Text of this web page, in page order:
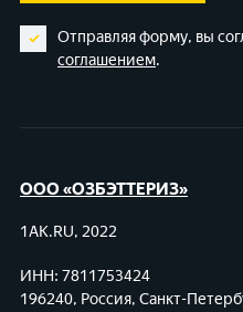
Отправляя форму, вы
соглашением.
ООО «ОЗБЭТТЕРИЗ»
1AK.RU, 2022
ИНН: 7811753424
196240, Россия, Санкт-